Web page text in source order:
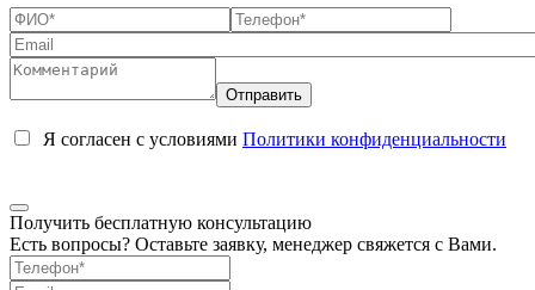
Я согласен с условиями Политики конфиденциальности
Получить бесплатную консультацию
Есть вопросы? Оставьте заявку, менеджер свяжется с Вами.